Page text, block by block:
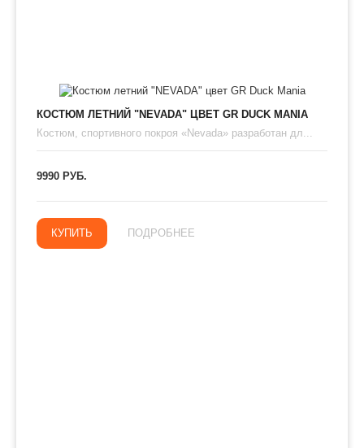
КОСТЮМ ЛЕТНИЙ "NEVADA" ЦВЕТ GR DUCK MANIA
​Костюм, спортивного покроя «Nevada» разработан дл...
9990 РУБ.
КУПИТЬ ПОДРОБНЕЕ